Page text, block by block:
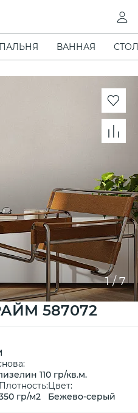
ВАННАЯ
1/7
587072
110 гр/кв.м.
Плотность:
гр/м2
Цвет:
Бежево-серый